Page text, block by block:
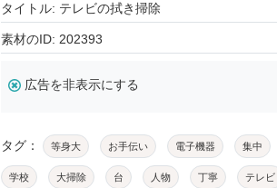
タイトル: テレビの拭き掃除
素材のID: 202393
広告を非表示にする
タグ： 等身大 お手伝い 電子機器 集中
学校 大掃除 台 人物 丁寧 テレビ